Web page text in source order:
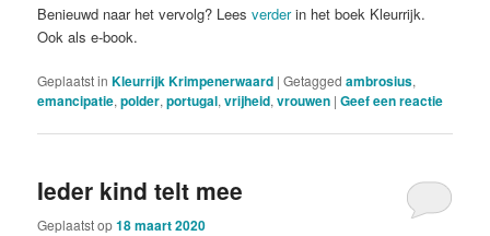
Benieuwd naar het vervolg? Leesverderin het boek Kleurrijk.
Ook als e-book.
Geplaatst in Kleurrijk Krimpenerwaard |Getagged ambrosius,
emancipatie,polder,portugal,vrijheid,vrouwen |Geef een reactie
Ieder kind telt mee
Geplaatst op18 maart 2020